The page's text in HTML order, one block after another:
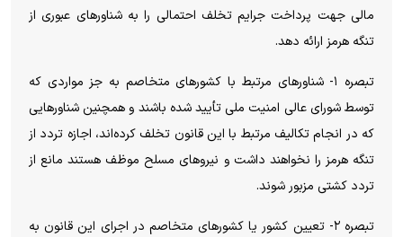
مالی جهت پرداخت جرایم تخلف احتمالی را به شناورهای عبوری از
تنگه هرمز ارائه دهد.
تبصره ۱- شناورهای مرتبط با کشورهای متخاصم به جز مواردی که
توسط شورای عالی امنیت ملی تأیید شده باشند و همچنین شناورهایی
که در انجام تکالیف مرتبط با این قانون تخلف کرده‌اند، اجازه تردد از
تنگه هرمز را نخواهند داشت و نیروهای مسلح موظف هستند مانع از
تردد کشتی مزبور شوند.
تبصره ۲- تعیین کشور یا کشورهای متخاصم در اجرای این قانون به